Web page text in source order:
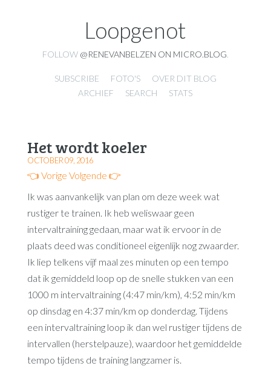
Loopgenot
FOLLOW @RENEVANBELZEN ON MICRO.BLOG
SUBSCRIBE FOTO'S
OVER DIT BLOG
ARCHIEF
SEARCH STATS
Het wordt koeler
OCTOBER 09, 2016
👈 Vorige Volgende 👉
Ik was aanvankelijk van plan om deze week wat
rustiger te trainen. Ik heb weliswaar geen
intervaltraining gedaan, maar wat ik ervoor in de
plaats deed was conditioneel eigenlijk nog zwaarder.
Ik liep telkens vijf maal zes minuten op een tempo
dat ik gemiddeld loop op de snelle stukken van een
1000 m intervaltraining (4:47 min/km), 4:52 min/km
op dinsdag en 4:37 min/km op donderdag. Tijdens
een intervaltraining loop ik dan wel rustiger tijdens de
intervallen (herstelpauze), waardoor het gemiddelde
tempo tijdens de training langzamer is.